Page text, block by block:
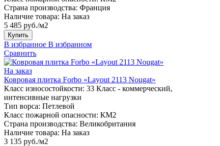
Страна производства: Франция
Наличие товара: На заказ
5 485 руб./м2
Купить
В избранное В избранном
Сравнить
На заказ
Ковровая плитка Forbo «Layout 2113 Nougat»
Класс износостойкости: 33 Класс - коммерческий,
интенсивные нагрузки
Тип ворса: Петлевой
Класс пожарной опасности: КМ2
Страна производства: Великобритания
Наличие товара: На заказ
3 135 руб./м2